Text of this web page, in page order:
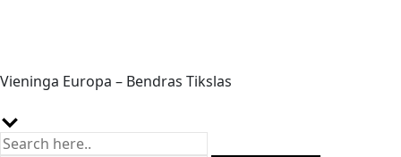
Vieninga Europa – Bendras Tikslas